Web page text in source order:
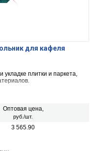
для кафеля
плитки и паркета,
Оптовая цена,
руб./шт.
3 565.90